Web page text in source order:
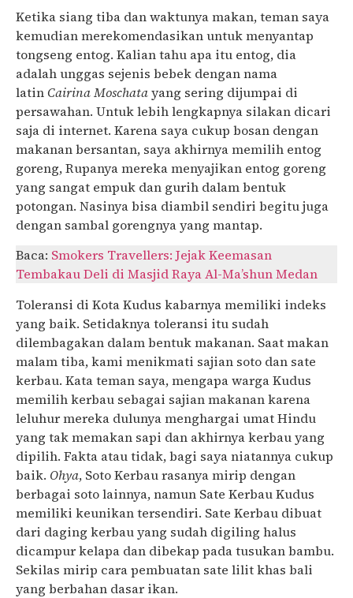
Ketika siang tiba dan waktunya makan, teman saya
kemudian merekomendasikan untuk menyantap
tongseng entog. Kalian tahu apa itu entog, dia
adalah unggas sejenis bebek dengan nama
latinCairina Moschatayang sering dijumpai di
persawahan. Untuk lebih lengkapnya silakan dicari
saja di internet. Karena saya cukup bosan dengan
makanan bersantan, saya akhirnya memilih entog
goreng, Rupanya mereka menyajikan entog goreng
yang sangat empuk dan gurih dalam bentuk
potongan. Nasinya bisa diambil sendiri begitu juga
dengan sambal gorengnya yang mantap.
Baca: Smokers Travellers: Jejak Keemasan
Tembakau Deli di Masjid Raya Al-Ma’shun Medan
Toleransi di Kota Kudus kabarnya memiliki indeks
yang baik. Setidaknya toleransi itu sudah
dilembagakan dalam bentuk makanan. Saat makan
malam tiba, kami menikmati sajian soto dan sate
kerbau. Kata teman saya, mengapa warga Kudus
memilih kerbau sebagai sajian makanan karena
leluhur mereka dulunya menghargai umat Hindu
yang tak memakan sapi dan akhirnya kerbau yang
dipilih. Fakta atau tidak, bagi saya niatannya cukup
baik. Ohya, Soto Kerbau rasanya mirip dengan
berbagai soto lainnya, namun Sate Kerbau Kudus
memiliki keunikan tersendiri. Sate Kerbau dibuat
dari daging kerbau yang sudah digiling halus
dicampur kelapa dan dibekap pada tusukan bambu.
Sekilas mirip cara pembuatan sate lilit khas bali
yang berbahan dasar ikan.